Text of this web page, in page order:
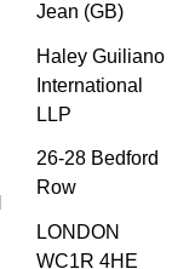
Jean (GB)
Haley Guiliano
International
LLP
26-28 Bedford
Row
LONDON
WC1R 4HE